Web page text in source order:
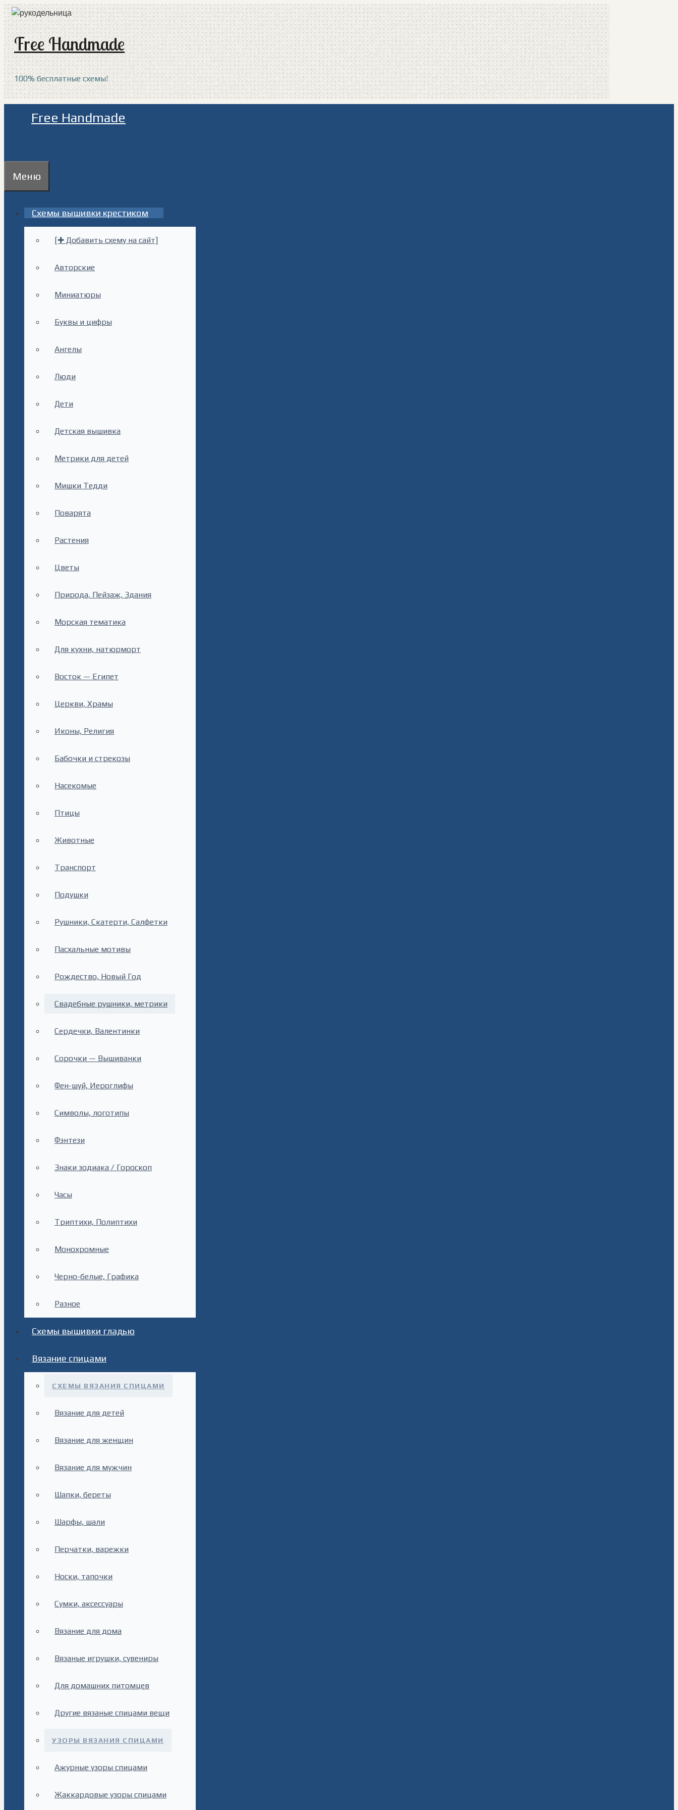
Перейти
к
содержимому
Free Handmade
100% бесплатные схемы!
Free Handmade
Меню
Схемы вышивки крестиком
[✚ Добавить схему на сайт]
Авторские
Миниатюры
Буквы и цифры
Ангелы
Люди
Дети
Детская вышивка
Метрики для детей
Мишки Тедди
Поварята
Растения
Цветы
Природа, Пейзаж, Здания
Морская тематика
Для кухни, натюрморт
Восток — Египет
Церкви, Храмы
Иконы, Религия
Бабочки и стрекозы
Насекомые
Птицы
Животные
Транспорт
Подушки
Рушники, Скатерти, Салфетки
Пасхальные мотивы
Рождество, Новый Год
Свадебные рушники, метрики
Сердечки, Валентинки
Сорочки — Вышиванки
Фен-шуй, Иероглифы
Символы, логотипы
Фэнтези
Знаки зодиака / Гороскоп
Часы
Триптихи, Полиптихи
Монохромные
Черно-белые, Графика
Разное
Схемы вышивки гладью
Вязание спицами
СХЕМЫ ВЯЗАНИЯ СПИЦАМИ
Вязание для детей
Вязание для женщин
Вязание для мужчин
Шапки, береты
Шарфы, шали
Перчатки, варежки
Носки, тапочки
Сумки, аксессуары
Вязание для дома
Вязаные игрушки, сувениры
Для домашних питомцев
Другие вязаные спицами вещи
УЗОРЫ ВЯЗАНИЯ СПИЦАМИ
Ажурные узоры спицами
Жаккардовые узоры спицами